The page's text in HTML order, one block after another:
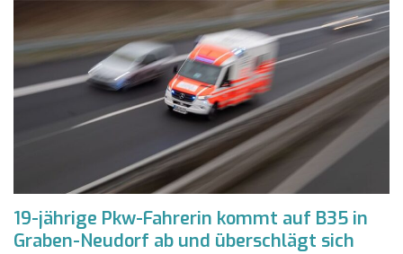
19-jährige Pkw-Fahrerin kommt auf B35 in
Graben-Neudorf ab und überschlägt sich